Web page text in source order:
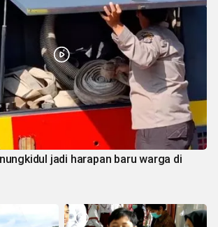
jadi harapan baru warga di